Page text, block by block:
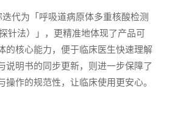
代为「呼吸道病原体多重核酸检测
针法）」，更精准地体现了产品可
的核心能力，便于临床医生快速理解
说明书的同步更新，则进一步保障了
操作的规范性，让临床使用更安心。